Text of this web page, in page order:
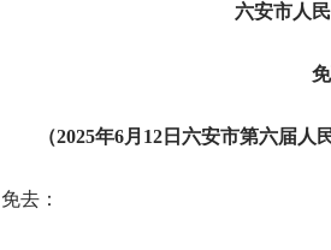
六安市人
（2025年6月12日六安市第六届
免去：